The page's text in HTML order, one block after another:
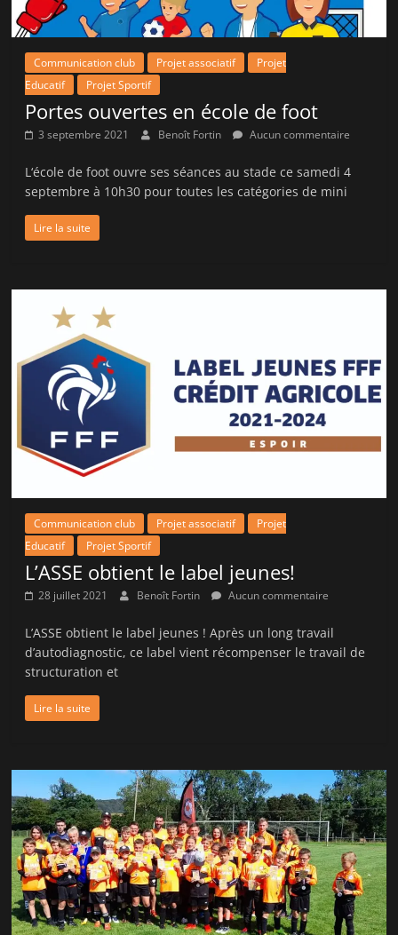
Communication club Projet associatif
Projet
Educatif
Projet Sportif
Portes ouvertes en école de foot
3 septembre 2021 Benoît Fortin Aucun commentaire
L‘école de foot ouvre ses séances au stade ce samedi 4
septembre à 10h30 pour toutes les catégories de mini
Lire la suite
Communication club Projet associatif
Projet
Educatif
Projet Sportif
L’ASSE obtient le label jeunes!
28 juillet 2021 Benoît Fortin Aucun commentaire
L’ASSE obtient le label jeunes ! Après un long travail
d’autodiagnostic, ce label vient récompenser le travail de
structuration et
Lire la suite